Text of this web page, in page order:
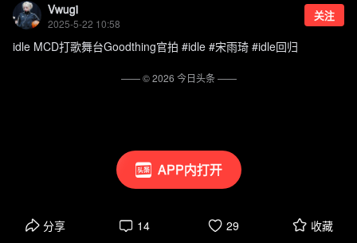
APP内打开
Vwugi
2025-5-22 10:58
关注
idle MCD打歌舞台Goodthing官拍 #idle #宋雨琦 #idle回归
分享 14 29 收藏
—— ©2026 今日头条——